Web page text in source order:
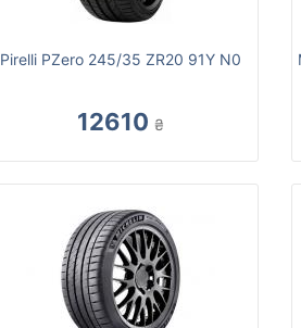
Pirelli PZero 245/35 ZR20 91Y N0
12610 ₴